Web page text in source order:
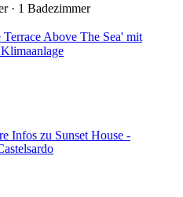
· 1 Badezimmer
Above The Sea' mit
Infos zu Sunset House -